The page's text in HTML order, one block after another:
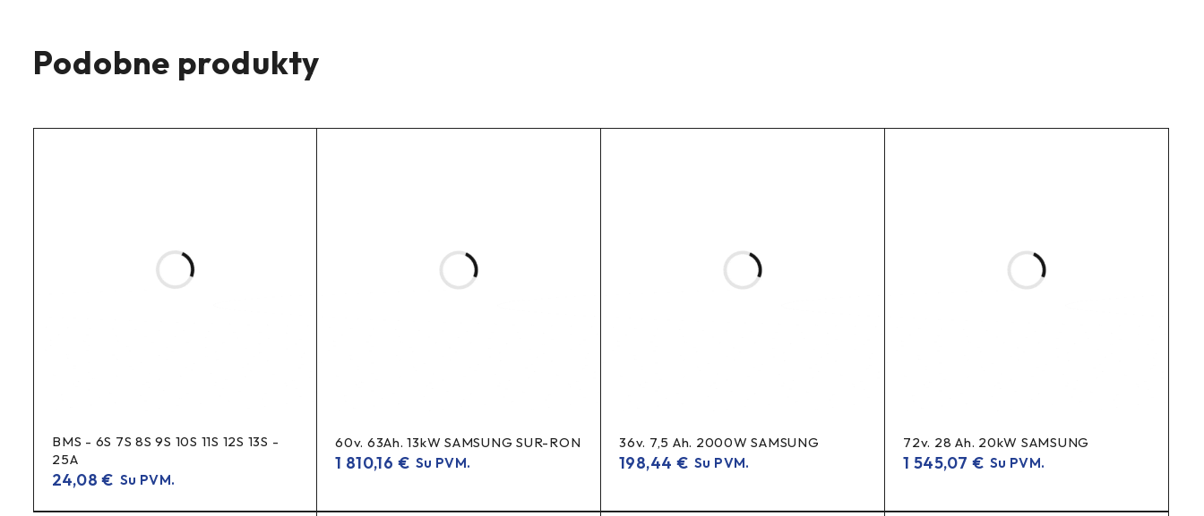
Baigę važiuoti, palikite dviratį įjungtą, kol bus rodoma 0,0 km/h reikšmė. Šio proceso metu bus rodomas likęs laikas. Tada galite saugiai išjungti dviratį. Nenuimkite ekrano, kad
Prijunkite vyriškas ir moteriškas jungtis fiksavimo kryptimi. Jungimo metu nesukite jungčių!
Podobne produkty
BMS - 6S 7S 8S 9S 10S 11S 12S 13S -
25A
24,08€ Su PVM.
60v. 63Ah. 13kW SAMSUNG SUR-RON
1 810,16 € Su PVM.
36v. 7,5 Ah. 2000W SAMSUNG
198,44 € Su PVM.
72v. 28 Ah. 20kW SAMSUNG
1 545,07 € Su PVM.